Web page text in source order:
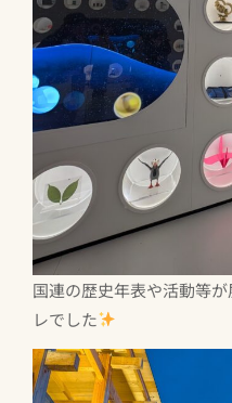
国連の歴史年表や活動等
レでした